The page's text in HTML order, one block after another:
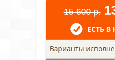
15 600 р.
ЕСТЬ
Варианты